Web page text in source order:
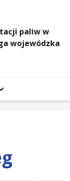
paliw w
wojewódzka